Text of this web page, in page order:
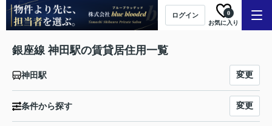
ログイン
お気に入り
0
銀座線 神田駅の賃貸居住用一覧
神田駅 変更
条件から探す 変更